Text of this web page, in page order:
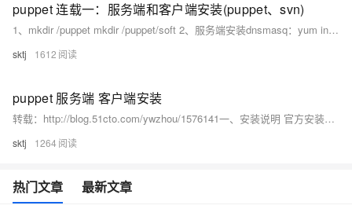
puppet 连载一：服务端和客户端安装(puppet、svn)
1、mkdir /puppet mkdir /puppet/soft 2、服务端安装dnsmasq：yum install -y dnsmasq cp /etc/dnsmasq.
sktj 1612
puppet 服务端 客户端安装
转载：http://blog.51cto.com/ywzhou/1576141一、安装说明 官方安装向导https://docs.puppetlabs.com/guides/install_puppet/install_el.
sktj 1264
热门文章 最新文章